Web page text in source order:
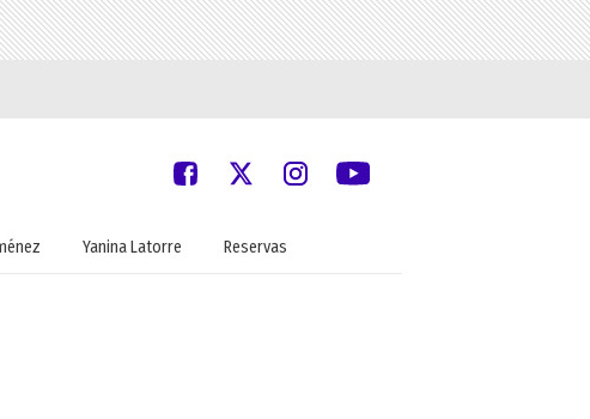
Yanina Latorre Reservas